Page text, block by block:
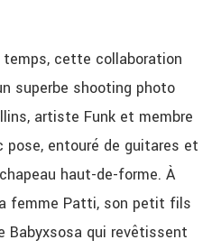
cette collaboration
superbe shooting photo
artiste Funk et membre
pose, entouré de guitares et
haut-de-forme. À
femme Patti, son petit fils
Babyxsosa qui revêtissent